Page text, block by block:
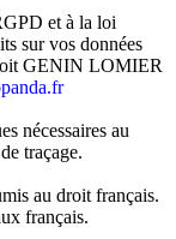
et à la loi
sur vos données
GENIN LOMIER
nécessaires au
traçage.
au droit français.
français.